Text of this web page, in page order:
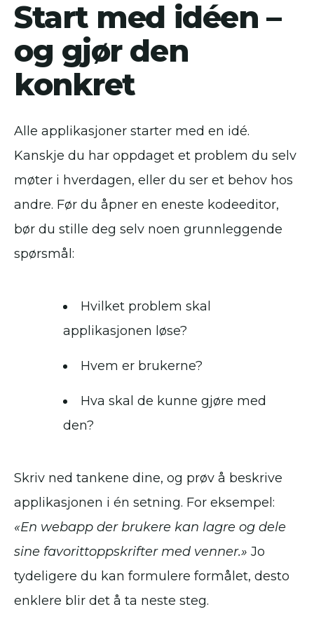
Start med idéen –
og gjør den
konkret
Alle applikasjoner starter med en idé.
Kanskje du har oppdaget et problem du selv
møter i hverdagen, eller du ser et behov hos
andre. Før du åpner en eneste kodeeditor,
bør du stille deg selv noen grunnleggende
spørsmål:
Hvilket problem skal
applikasjonen løse?
Hvem er brukerne?
Hva skal de kunne gjøre med
den?
Skriv ned tankene dine, og prøv å beskrive
applikasjonen i én setning. For eksempel:
«En webapp der brukere kan lagre og dele
sine favorittoppskrifter med venner.» Jo
tydeligere du kan formulere formålet, desto
enklere blir det å ta neste steg.